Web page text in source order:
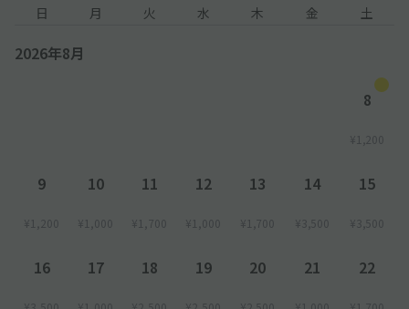
日 月 火 水 木 金 土
2026年8月
8
¥1,200
9
¥1,200
10
¥1,000
11
¥1,700
12
¥1,000
13
¥1,700
14
¥3,500
15
¥3,500
16 17 18 19 20 21 22